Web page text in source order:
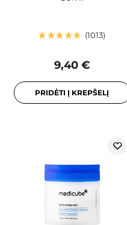
1013
9,40 €
PRIDĖTI Į KREPŠELĮ